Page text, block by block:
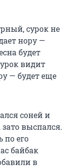
сурок не
нору —
будет
видит
— будет еще
соней и
выспался.
по его
байбак
в